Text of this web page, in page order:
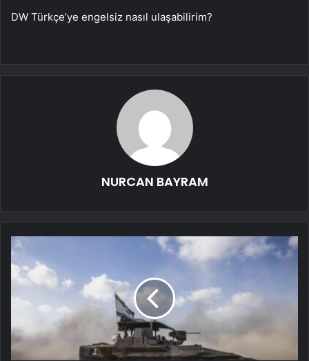
DW Türkçe’ye engelsiz nasıl ulaşabilirim?
NURCAN BAYRAM